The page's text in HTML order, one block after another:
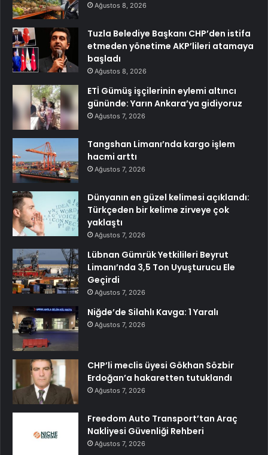
Ağustos 8, 2026
Tuzla Belediye Başkanı CHP’den istifa
etmeden yönetime AKP’lileri atamaya
başladı
Ağustos 8, 2026
ETİ Gümüş işçilerinin eylemi altıncı
gününde: Yarın Ankara’ya gidiyoruz
Ağustos 7, 2026
Tangshan Limanı’nda kargo işlem
hacmi arttı
Ağustos 7, 2026
Dünyanın en güzel kelimesi açıklandı:
Türkçeden bir kelime zirveye çok
yaklaştı
Ağustos 7, 2026
Lübnan Gümrük Yetkilileri Beyrut
Limanı’nda 3,5 Ton Uyuşturucu Ele
Geçirdi
Ağustos 7, 2026
Niğde’de Silahlı Kavga: 1 Yaralı
Ağustos 7, 2026
CHP’li meclis üyesi Gökhan Sözbir
Erdoğan’a hakaretten tutuklandı
Ağustos 7, 2026
Freedom Auto Transport’tan Araç
Nakliyesi Güvenliği Rehberi
Ağustos 7, 2026